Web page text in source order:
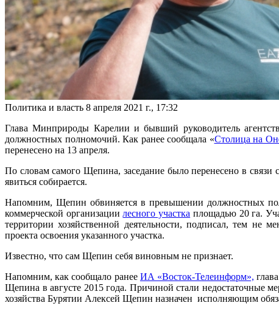
Политика и власть 8 апреля 2021 г., 17:32
Глава Минприроды Карелии и бывший руководитель
должностных полномочий. Как ранее сообщала «Столица на
перенесено на 13 апреля.
По словам самого Щепина, заседание было перенесено в
явиться собирается.
Напомним, Щепин обвиняется в превышении должностных
коммерческой организациилесного участка площадью 20 га.
территории хозяйственной деятельности, подписал, тем не
проекта освоения указанного участка.
Известно, что сам Щепин себя виновным не признает.
Напомним, как сообщало ранее ИА «Восток-Телеинформ»,
Щепина в августе 2015 года. Причиной стали недостаточные
хозяйства Бурятии Алексей Щепин назначен исполняющим